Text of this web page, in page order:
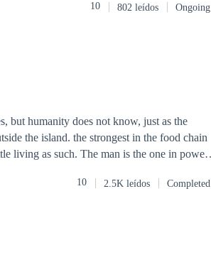
sabe es que el otro también está
que es
10 802 leídos Ongoing
but humanity does not know, just as the
in the food chain
is the one in power
war, if necessary.
10 2.5K leídos Completed